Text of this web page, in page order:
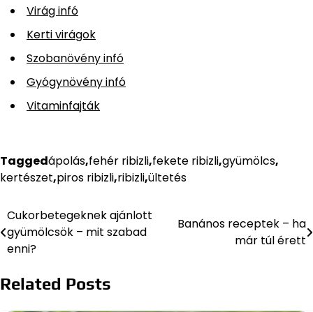
Virág infó
Kerti virágok
Szobanövény infó
Gyógynövény infó
Vitaminfajták
Taggedápolás,fehér ribizli,fekete ribizli,gyümölcs,
kertészet,piros ribizli,ribizli,ültetés
Bejegyzés
navigáció
Cukorbetegeknek ajánlott
gyümölcsök – mit szabad
enni?
Banános receptek – ha
már túl érett
Related Posts